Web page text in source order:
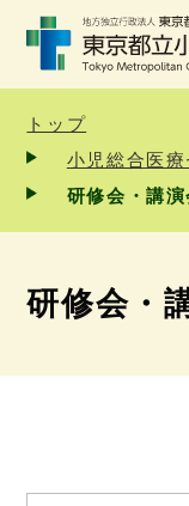
トップ
小児総合医
研修会・講
研修会・